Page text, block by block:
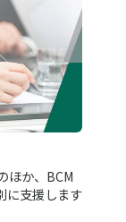
ほか、BCM
に支援します